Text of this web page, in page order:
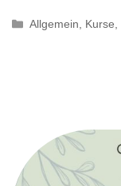
Kategorien
Allgemein Kurse